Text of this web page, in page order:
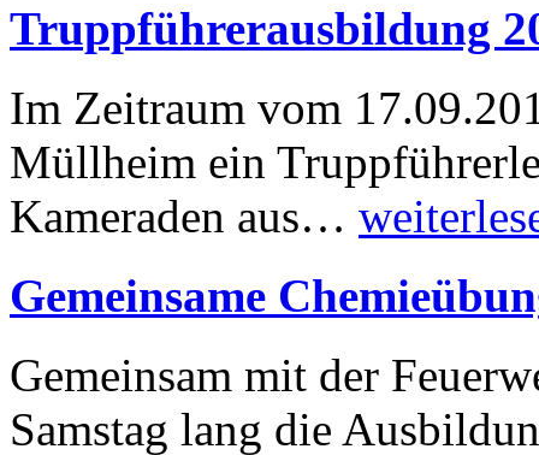
Truppführerausbildung
Im Zeitraum vom
Müllheim ein
Kameraden aus…
Gemeinsame
Gemeinsam mit der
Samstag lang die